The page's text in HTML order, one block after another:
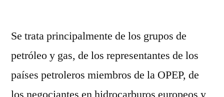
Se trata principalmente de los grupos de
petróleo y gas, de los representantes de los
países petroleros miembros de la OPEP, de